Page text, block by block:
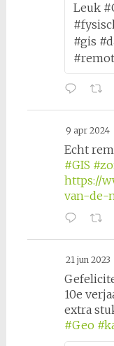
Leuk
#gis
9 apr 2024
Echt
#GIS
https://
van-de-
21 jun 2023
10e
extra
#Geo